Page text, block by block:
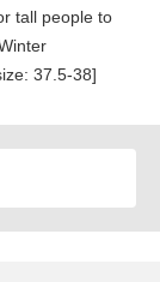
tall people to
37.5-38]